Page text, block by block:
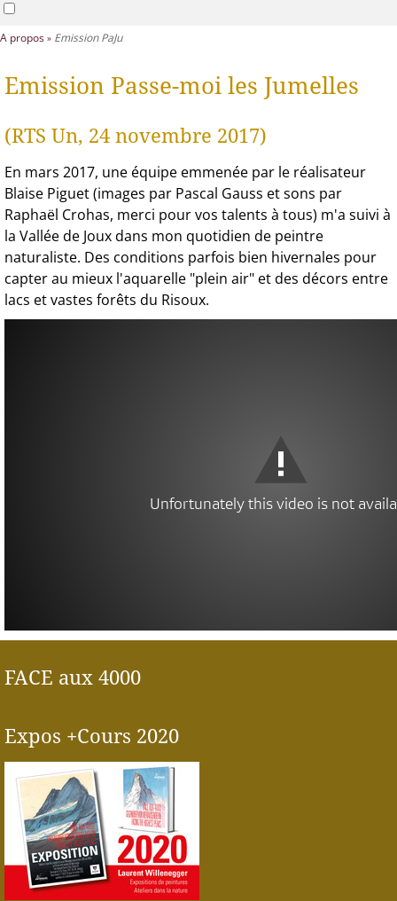
A propos Emission PaJu
Emission Passe-moi les Jumelles
(RTS Un, 24 novembre 2017)
En mars 2017, une équipe emmenée par le réalisateur
Blaise Piguet (images par Pascal Gauss et sons par
Raphaël Crohas, merci pour vos talents à tous) m'a suivi à
la Vallée de Joux dans mon quotidien de peintre
naturaliste. Des conditions parfois bien hivernales pour
capter au mieux l'aquarelle "plein air" et des décors entre
lacs et vastes forêts du Risoux.
FACE aux 4000
Expos +Cours 2020